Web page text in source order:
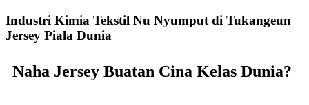
Industri Kimia Tekstil Nu Nyumput di Tukangeun
Jersey Piala Dunia
Naha Jersey Buatan Cina Kelas Dunia?